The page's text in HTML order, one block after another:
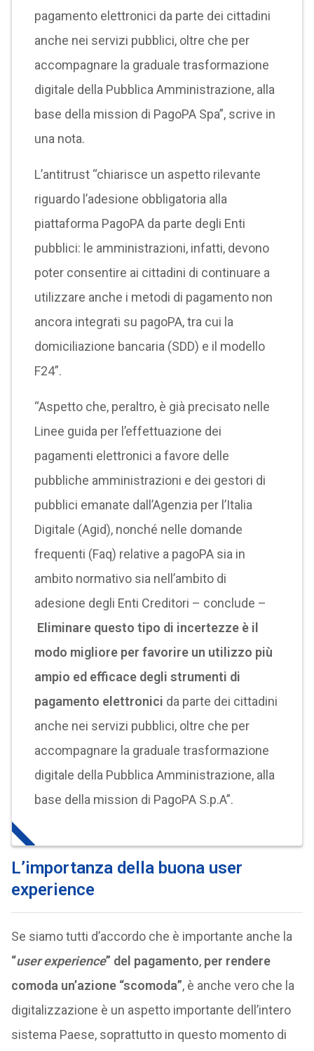
pagamento elettronici da parte dei cittadini
anche nei servizi pubblici, oltre che per
accompagnare la graduale trasformazione
digitale della Pubblica Amministrazione, alla
base della mission di PagoPA Spa”, scrive in
una nota.
L’antitrust “chiarisce un aspetto rilevante
riguardo l’adesione obbligatoria alla
piattaforma PagoPA da parte degli Enti
pubblici: le amministrazioni, infatti, devono
poter consentire ai cittadini di continuare a
utilizzare anche i metodi di pagamento non
ancora integrati su pagoPA, tra cui la
domiciliazione bancaria (SDD) e il modello
F24”.
“Aspetto che, peraltro, è già precisato nelle
Linee guida per l’effettuazione dei
pagamenti elettronici a favore delle
pubbliche amministrazioni e dei gestori di
pubblici emanate dall’Agenzia per l’Italia
Digitale (Agid), nonché nelle domande
frequenti (Faq) relative a pagoPA sia in
ambito normativo sia nell’ambito di
adesione degli Enti Creditori – conclude –
Eliminare questo tipo di incertezze è il
modo migliore per favorire un utilizzo più
ampio ed efficace degli strumenti di
pagamento elettronici da parte dei cittadini
anche nei servizi pubblici, oltre che per
accompagnare la graduale trasformazione
digitale della Pubblica Amministrazione, alla
base della mission di PagoPA S.p.A”.
L’importanza della buona user
experience
Se siamo tutti d’accordo che è importante anche la
“user experience” del pagamento, per rendere
comoda un’azione “scomoda”, è anche vero che la
digitalizzazione è un aspetto importante dell’intero
sistema Paese, soprattutto in questo momento di